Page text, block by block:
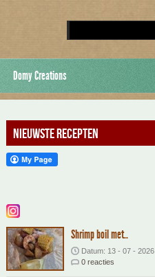
Domy Creations
Nieuwste recepten
Shrimp boil met..
Datum: 13 - 07 - 2026
0 reacties